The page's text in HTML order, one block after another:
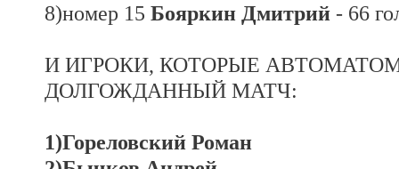
8)номер 15 Бояркин Дмитрий - 66
И ИГРОКИ, КОТОРЫЕ
ДОЛГОЖДАННЫЙ МАТЧ:
1)Гореловский Роман